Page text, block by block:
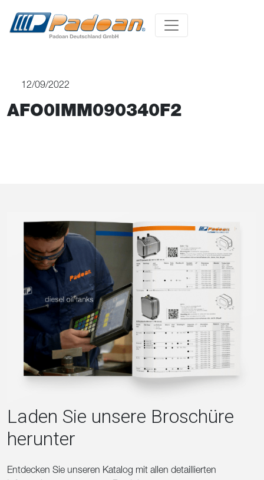
12/09/2022
AFO0IMM090340F2
Laden Sie unsere Broschüre
herunter
Entdecken Sie unseren Katalog mit allen detaillierten